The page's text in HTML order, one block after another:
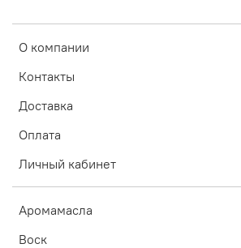
О компании
Контакты
Доставка
Оплата
Личный кабинет
Аромамасла
Воск